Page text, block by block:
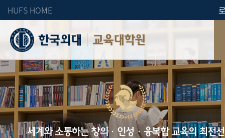
HUFS HOME
교육대학원
세계와 소통하는 창의·인성·융복합 교육의 최전선